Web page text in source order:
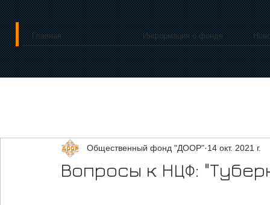
Главная Информация о фонде
Вопросы к НЦФ:
Общественный фонд "ДООР" 14 окт. 2021 г.